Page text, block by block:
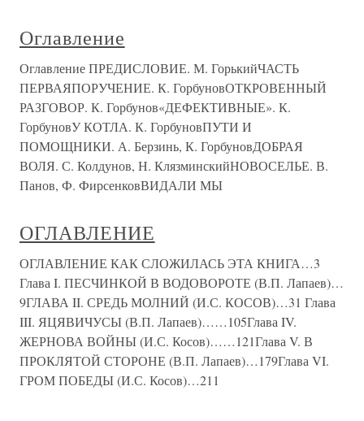
Оглавление
Оглавление ПРЕДИСЛОВИЕ. М. ГорькийЧАСТЬ
ПЕРВАЯПОРУЧЕНИЕ. К. ГорбуновОТКРОВЕННЫЙ
РАЗГОВОР. К. Горбунов«ДЕФЕКТИВНЫЕ». К.
ГорбуновУ КОТЛА. К. ГорбуновПУТИ И
ПОМОЩНИКИ. А. Берзинь, К. ГорбуновДОБРАЯ
ВОЛЯ. С. Колдунов, Н. КлязминскийНОВОСЕЛЬЕ. В.
Панов, Ф. ФирсенковВИДАЛИ МЫ
ОГЛАВЛЕНИЕ
ОГЛАВЛЕНИЕ КАК СЛОЖИЛАСЬ ЭТА КНИГА…3
Глава I. ПЕСЧИНКОЙ В ВОДОВОРОТЕ (В.П. Лапаев)…
9ГЛАВА II. СРЕДЬ МОЛНИЙ (И.С. КОСОВ)…31 Глава
III. ЯЦЯВИЧУСЫ (В.П. Лапаев)……105Глава IV.
ЖЕРНОВА ВОЙНЫ (И.С. Косов)……121Глава V. В
ПРОКЛЯТОЙ СТОРОНЕ (В.П. Лапаев)…179Глава VI.
ГРОМ ПОБЕДЫ (И.С. Косов)…211